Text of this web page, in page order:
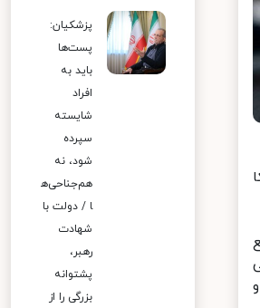
پزشکیان:
پست‌ها
باید به
افراد
شایسته
سپرده
شود، نه
هم‌جناحی‌ه
ا / دولت با
شهادت
رهبر،
پشتوانه
بزرگی را از